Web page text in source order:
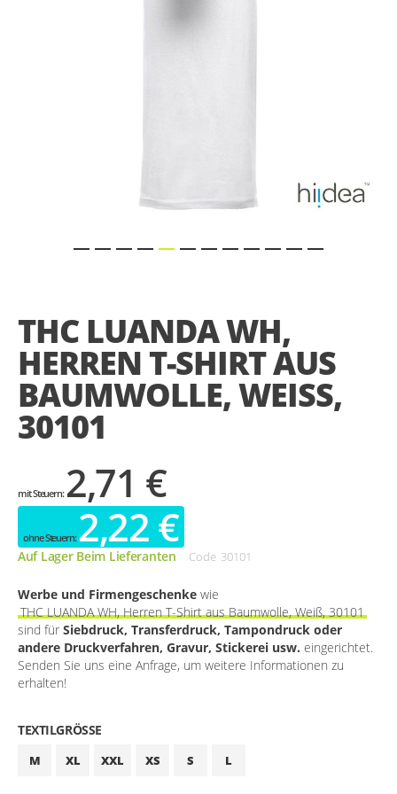
beginning
of
the
images
gallery
THC LUANDA WH,
HERREN T-SHIRT AUS
BAUMWOLLE, WEISS, 3
0101
2,71 €
2,22 €
Auf Lager Beim Lieferanten Code 30101
Werbe und Firmengeschenke wie
THC LUANDA WH, Herren T-Shirt aus Baumwolle, Weiß, 30101
sind für Siebdruck, Transferdruck, Tampondruck oder
andere Druckverfahren, Gravur, Stickerei usw. eingerichtet.
Senden Sie uns eine Anfrage, um weitere Informationen zu
erhalten!
TEXTILGRÖSSE
M XL XXL XS S L